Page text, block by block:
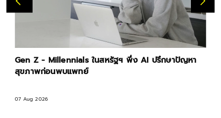
Gen Z - Millennials ในสหรัฐฯ พึ่ง AI ปรึกษาปัญหา
สุขภาพก่อนพบแพทย์
07 Aug 2026